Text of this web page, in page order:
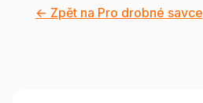
← Zpět na Pro drobné savce